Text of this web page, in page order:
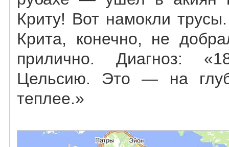
Криту! Вот намокли
Крита, конечно, не
прилично. Диагноз:
Цельсию. Это — на
теплее.»